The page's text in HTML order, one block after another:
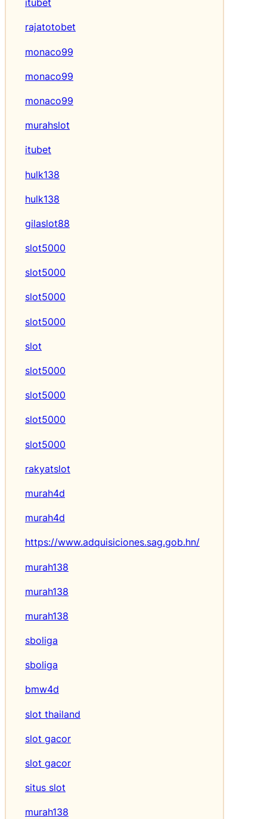
itubet
rajatotobet
monaco99
monaco99
monaco99
murahslot
itubet
hulk138
hulk138
gilaslot88
slot5000
slot5000
slot5000
slot5000
slot
slot5000
slot5000
slot5000
slot5000
rakyatslot
murah4d
murah4d
https://www.adquisiciones.sag.gob.hn/
murah138
murah138
murah138
sboliga
sboliga
bmw4d
slot thailand
slot gacor
slot gacor
situs slot
murah138